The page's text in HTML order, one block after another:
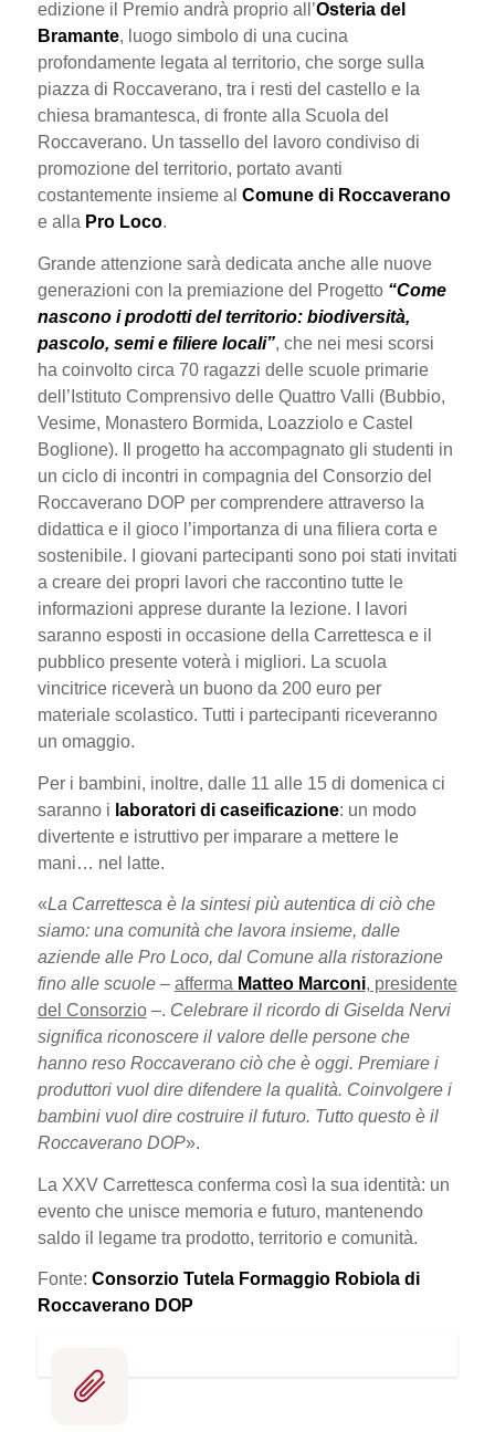
edizione il Premio andrà proprio all’Osteria del
Bramante, luogo simbolo di una cucina
profondamente legata al territorio, che sorge sulla
piazza di Roccaverano, tra i resti del castello e la
chiesa bramantesca, di fronte alla Scuola del
Roccaverano. Un tassello del lavoro condiviso di
promozione del territorio, portato avanti
costantemente insieme al Comune di Roccaverano
e alla Pro Loco.
Grande attenzione sarà dedicata anche alle nuove
generazioni con la premiazione del Progetto “Come
nascono i prodotti del territorio: biodiversità,
pascolo, semi e filiere locali”, che nei mesi scorsi
ha coinvolto circa 70 ragazzi delle scuole primarie
dell’Istituto Comprensivo delle Quattro Valli (Bubbio,
Vesime, Monastero Bormida, Loazziolo e Castel
Boglione). Il progetto ha accompagnato gli studenti in
un ciclo di incontri in compagnia del Consorzio del
Roccaverano DOP per comprendere attraverso la
didattica e il gioco l’importanza di una filiera corta e
sostenibile. I giovani partecipanti sono poi stati invitati
a creare dei propri lavori che raccontino tutte le
informazioni apprese durante la lezione. I lavori
saranno esposti in occasione della Carrettesca e il
pubblico presente voterà i migliori. La scuola
vincitrice riceverà un buono da 200 euro per
materiale scolastico. Tutti i partecipanti riceveranno
un omaggio.
Per i bambini, inoltre, dalle 11 alle 15 di domenica ci
saranno i laboratori di caseificazione: un modo
divertente e istruttivo per imparare a mettere le
mani… nel latte.
«La Carrettesca è la sintesi più autentica di ciò che
siamo: una comunità che lavora insieme, dalle
aziende alle Pro Loco, dal Comune alla ristorazione
fino alle scuole– afferma Matteo Marconi, presidente
del Consorzio–. Celebrare il ricordo di Giselda Nervi
significa riconoscere il valore delle persone che
hanno reso Roccaverano ciò che è oggi. Premiare i
produttori vuol dire difendere la qualità. Coinvolgere i
bambini vuol dire costruire il futuro. Tutto questo è il
Roccaverano DOP».
La XXV Carrettesca conferma così la sua identità: un
evento che unisce memoria e futuro, mantenendo
saldo il legame tra prodotto, territorio e comunità.
Fonte: Consorzio Tutela Formaggio Robiola di
Roccaverano DOP